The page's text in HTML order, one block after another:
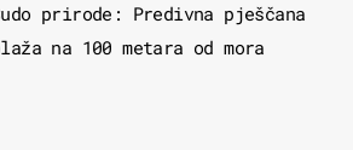
prirode: Predivna pješčana
na 100 metara od mora